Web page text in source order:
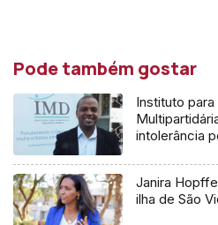
Pode também gostar
Instituto
intolerância
Janira
ilha de São